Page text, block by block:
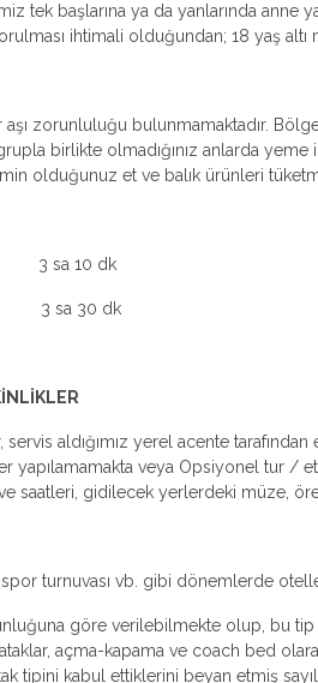
tek başlarına ya da yanlarında
ihtimali olduğundan; 18 yaş
zorunluluğu bulunmamaktadır.
birlikte olmadığınız anlarda
olduğunuz et ve balık ürünleri
sa 10 dk
3 sa 30 dk
aldığımız yerel acente
yapılamamakta veya Opsiyonel tur /
saatleri, gidilecek yerlerdeki müze,
turnuvası vb. gibi dönemlerde
göre verilebilmekte olup, bu tip
açma-kapama ve coach bed
tipini kabul ettiklerini beyan etmiş